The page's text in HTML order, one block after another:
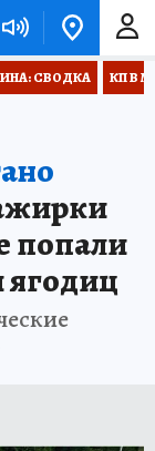
СВОДКА КП В
попали
ягодиц